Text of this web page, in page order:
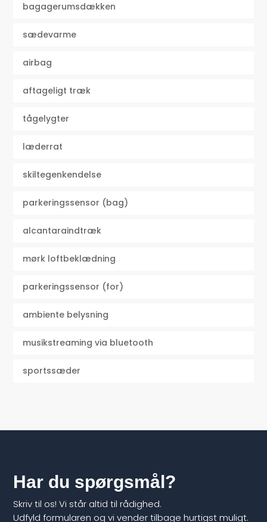
bagagerumsdækken
sædevarme
airbag
aftageligt træk
tågelygter
læderrat
skiltegenkendelse
parkeringssensor (bag)
alcantaraindtræk
mørk loftbeklædning
parkeringssensor (for)
ambiente belysning
musikstreaming via bluetooth
sportssæder
Har du spørgsmål?
Skriv til os! Vi står altid til rådighed.
Udfyld formularen og vi vender tilbage hurtigst muligt.